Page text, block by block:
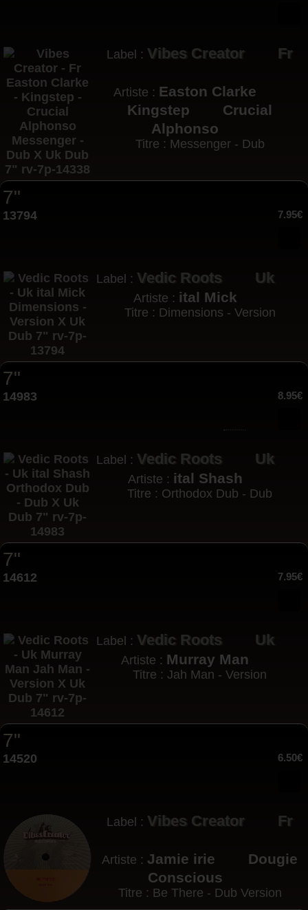
Label : Vibes Creator Fr
Artiste : Easton Clarke
Kingstep
Crucial
Alphonso
Titre : Messenger - Dub
7"
13794 7.95€
Label : Vedic Roots Uk
Artiste : ital Mick
Titre : Dimensions - Version
7"
14983 8.95€
Label : Vedic Roots Uk
Artiste : ital Shash
Titre : Orthodox Dub - Dub
7"
14612 7.95€
Label : Vedic Roots Uk
Artiste : Murray Man
Titre : Jah Man - Version
7"
14520 6.50€
Label : Vibes Creator Fr
Artiste : Jamie irie
Dougie
Conscious
Titre : Be There - Dub Version